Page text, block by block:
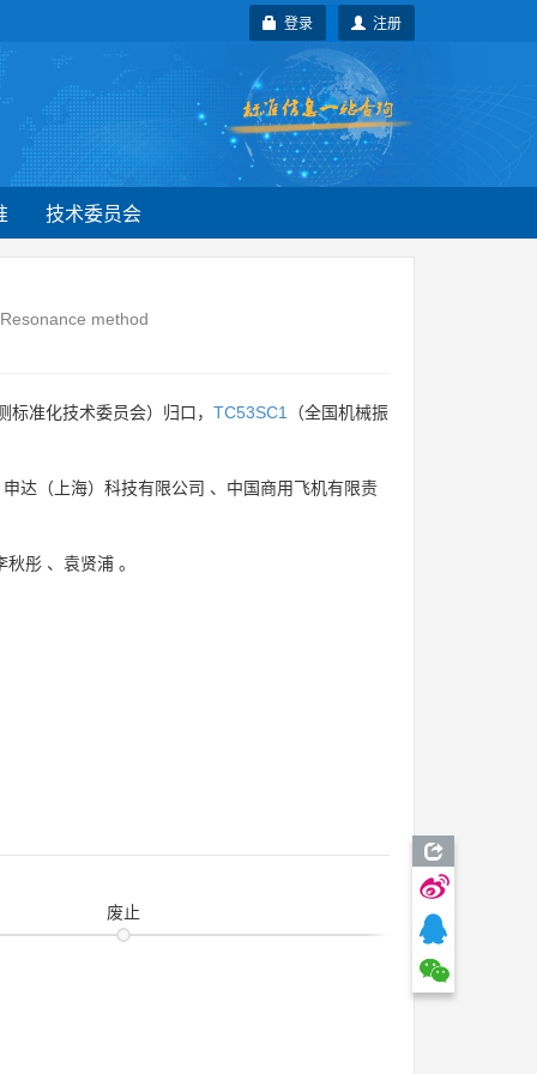
注册
登录
技术委员会
method
标准化技术委员会）归口， TC53SC1
（全国机械振
申达（上海）科技有限公司 、 中国商用飞机有限责
秋彤 、 袁贤浦 。
废止